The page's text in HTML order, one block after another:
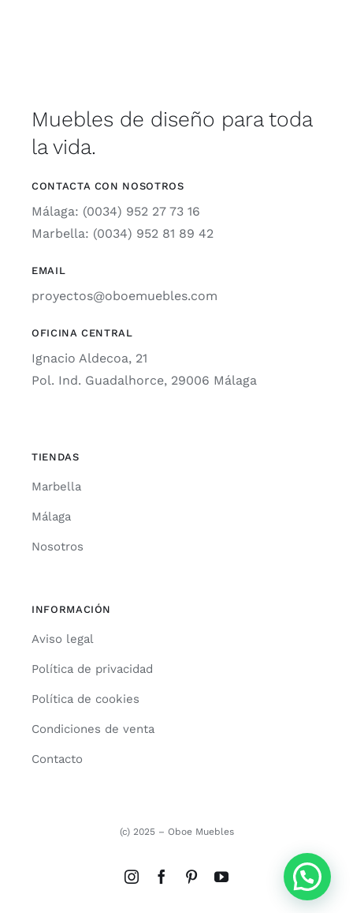
Muebles de diseño para toda
la vida.
CONTACTA CON NOSOTROS
Málaga: (0034) 952 27 73 16
Marbella: (0034) 952 81 89 42
EMAIL
proyectos@oboemuebles.com
OFICINA CENTRAL
Ignacio Aldecoa, 21
Pol. Ind. Guadalhorce, 29006 Málaga
TIENDAS
Marbella
Málaga
Nosotros
INFORMACIÓN
Aviso legal
Política de privacidad
Política de cookies
Condiciones de venta
Contacto
(c) 2025 – Oboe Muebles